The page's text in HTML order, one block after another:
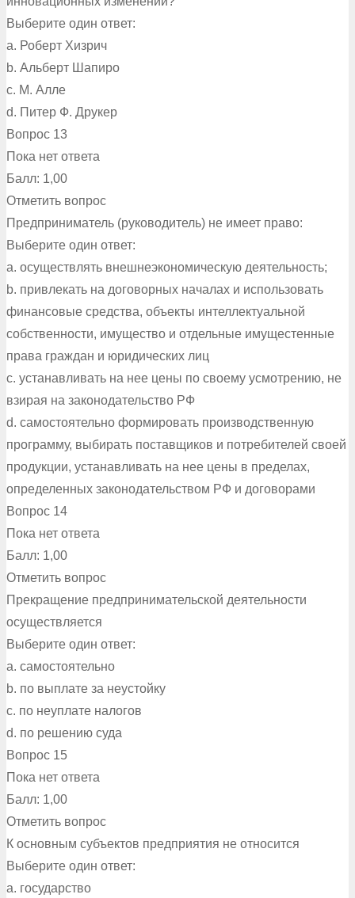
Выберите один ответ:
a. Роберт Хизрич
b. Альберт Шапиро
c. М. Алле
d. Питер Ф. Друкер
Вопрос 13
Пока нет ответа
Балл: 1,00
Отметить вопрос
Предприниматель (руководитель) не имеет право:
Выберите один ответ:
a. осуществлять внешнеэкономическую деятельность;
b. привлекать на договорных началах и использовать
финансовые средства, объекты интеллектуальной
собственности, имущество и отдельные имущестенные
права граждан и юридических лиц
c. устанавливать на нее цены по своему усмотрению, не
взирая на законодательство РФ
d. самостоятельно формировать производственную
программу, выбирать поставщиков и потребителей своей
продукции, устанавливать на нее цены в пределах,
определенных законодательством РФ и договорами
Вопрос 14
Пока нет ответа
Балл: 1,00
Отметить вопрос
Прекращение предпринимательской деятельности
осуществляется
Выберите один ответ:
a. самостоятельно
b. по выплате за неустойку
c. по неуплате налогов
d. по решению суда
Вопрос 15
Пока нет ответа
Балл: 1,00
Отметить вопрос
К основным субъектов предприятия не относится
Выберите один ответ:
a. государство